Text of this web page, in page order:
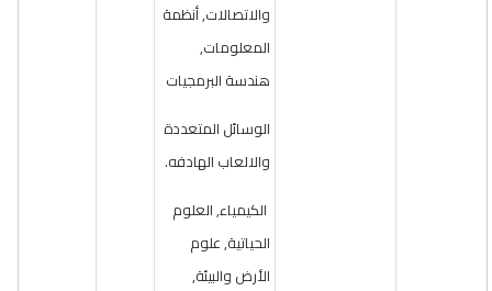
والاتصالات, أنظمة
المعلومات,
هندسة البرمجيات
الوسائل المتعددة
والالعاب الهادفه.
الكيمياء, العلوم
الحياتية, علوم
الأرض والبيئة,